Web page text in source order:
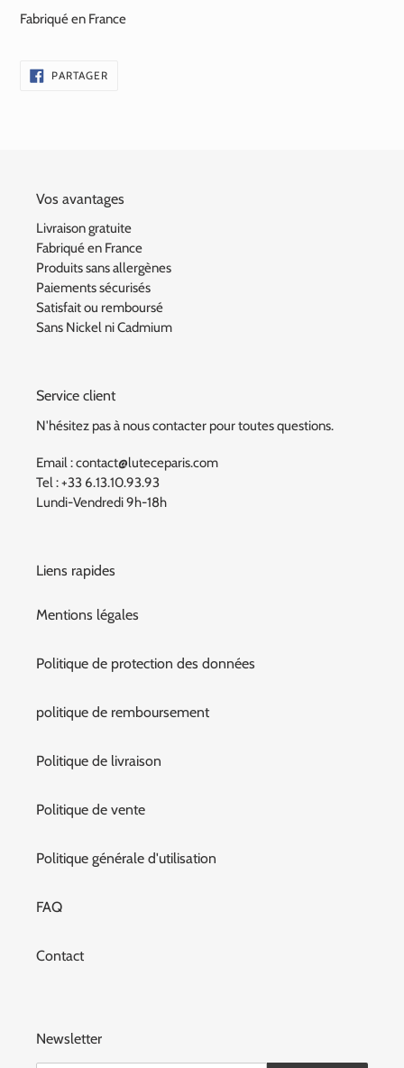
Fabriqué en France
PARTAGERPARTAGER
SUR
Vos avantages
Livraison gratuite
Fabriqué en France
Produits sans allergènes
Paiements sécurisés
Satisfait ou remboursé
Sans Nickel ni Cadmium
Service client
N'hésitez pas à nous contacter pour toutes questions.
Email : contact@luteceparis.com
Tel : +33 6.13.10.93.93
Lundi-Vendredi 9h-18h
Liens rapides
Mentions légales
Politique de protection des données
politique de remboursement
Politique de livraison
Politique de vente
Politique générale d'utilisation
FAQ
Contact
Newsletter